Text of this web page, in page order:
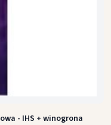
- IHS + winogrona